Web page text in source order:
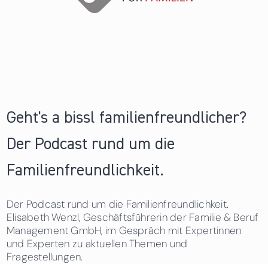
Geht's a bissl familienfreundlicher?
Der Podcast rund um die
Familienfreundlichkeit.
Der Podcast rund um die Familienfreundlichkeit.
Elisabeth Wenzl, Geschäftsführerin der Familie & Beruf
Management GmbH, im Gespräch mit Expertinnen
und Experten zu aktuellen Themen und
Fragestellungen.